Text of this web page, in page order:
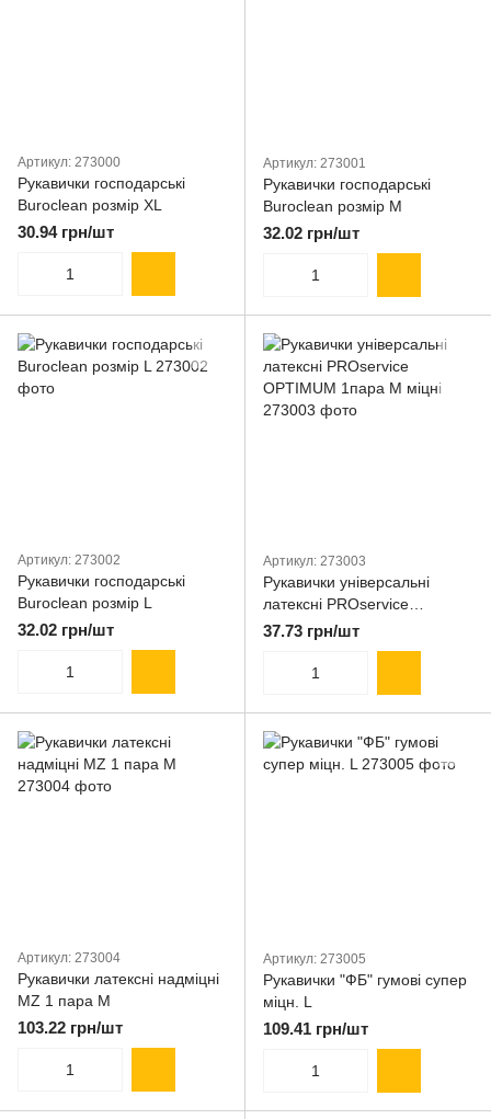
Артикул: 273000
Рукавички господарські
Buroclean розмір XL
30.94 грн/шт
Артикул: 273001
Рукавички господарські
Buroclean розмір M
32.02 грн/шт
Артикул: 273002
Рукавички господарські
Buroclean розмір L
32.02 грн/шт
Артикул: 273003
Рукавички універсальні
латексні PROservice
OPTIMUM 1пара M міцні
37.73 грн/шт
Артикул: 273004
Рукавички латексні надміцні
MZ 1 пара M
103.22 грн/шт
Артикул: 273005
Рукавички "ФБ" гумові супер
міцн. L
109.41 грн/шт